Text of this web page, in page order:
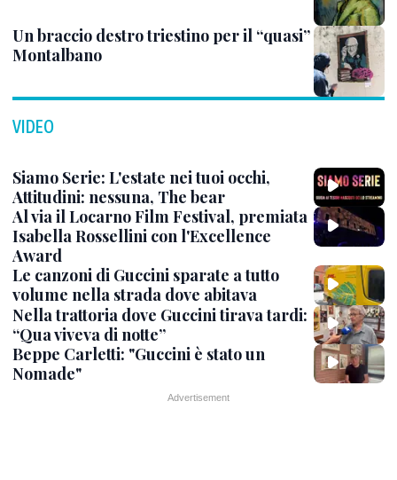
Un braccio destro triestino per il “quasi”
Montalbano
VIDEO
Siamo Serie: L'estate nei tuoi occhi,
Attitudini: nessuna, The bear
Al via il Locarno Film Festival, premiata
Isabella Rossellini con l'Excellence
Award
Le canzoni di Guccini sparate a tutto
volume nella strada dove abitava
Nella trattoria dove Guccini tirava tardi:
“Qua viveva di notte”
Beppe Carletti: "Guccini è stato un
Nomade"